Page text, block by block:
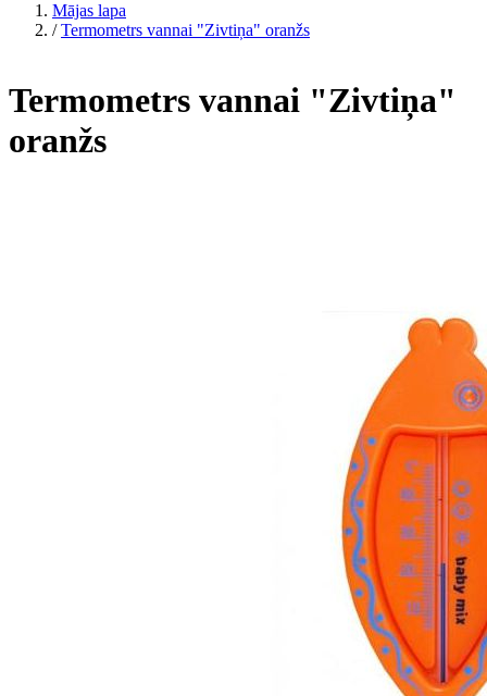
Mājas lapa
/ Termometrs vannai "Zivtiņa" oranžs
Termometrs vannai "Zivtiņa"
oranžs